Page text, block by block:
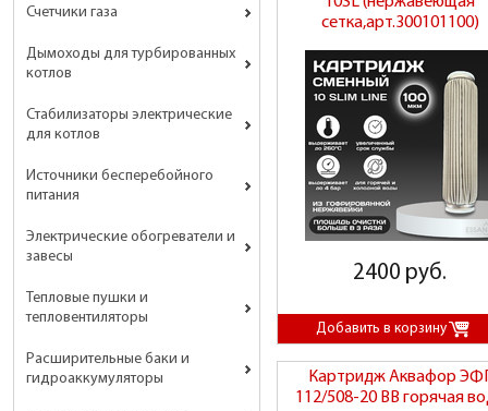
Счетчики газа
Дымоходы для турбированных
котлов
Стабилизаторы электрические
для котлов
Источники бесперебойного
питания
Электрические обогреватели и
завесы
Тепловые пушки и
тепловентиляторы
Расширительные баки и
гидроаккумуляторы
сетка,арт.300101100)
2400 руб.
Картридж Аквафор
112/508-20 BB горячая